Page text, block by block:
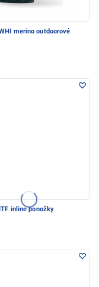
merino outdoorové
ITF inline ponožky